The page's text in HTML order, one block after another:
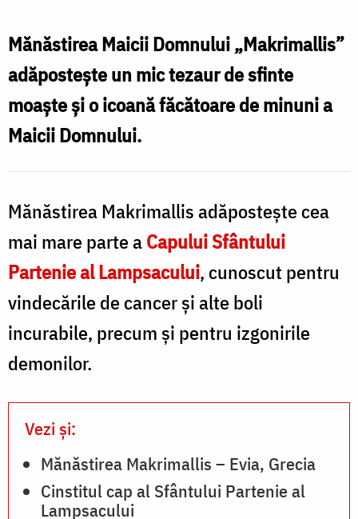
din
insula
Evia,
Grecia
pr.
Silviu
Cluci
Mănăstirea Maicii Domnului „Makrimallis”
adăpostește un mic tezaur de sfinte
moaște și o icoană făcătoare de minuni a
Maicii Domnului.
Mănăstirea Makrimallis adăpostește cea
mai mare parte aCapului Sfântului
Partenie al Lampsacului, cunoscut pentru
vindecările de cancer și alte boli
incurabile, precum și pentru izgonirile
demonilor.
Vezi și:
Mănăstirea Makrimallis – Evia, Grecia
Cinstitul cap al Sfântului Partenie al
Lampsacului